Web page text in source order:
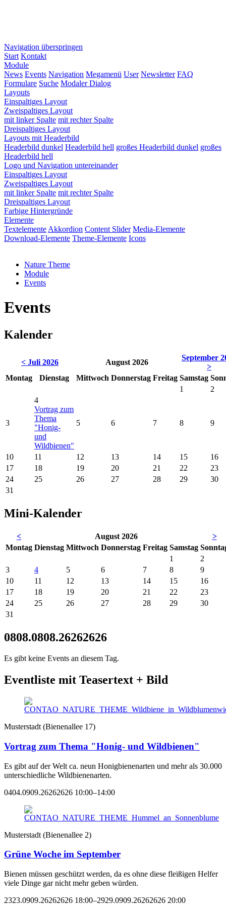
Navigation überspringen
Start Kontakt
Module
News Events Navigation Megamenü User Newsletter FAQ
Formulare Suche Modaler Dialog
Layouts
Einspaltiges Layout
Zweispaltiges Layout
mit linker Spalte mit rechter Spalte
Dreispaltiges Layout
Layouts mit Headerbild
Headerbild dunkel Headerbild hell großes Headerbild dunkel großes
Headerbild hell
Logo und Navigation untereinander
Einspaltiges Layout
Zweispaltiges Layout
mit linker Spalte mit rechter Spalte
Dreispaltiges Layout
Farbige Hintergründe
Elemente
Textelemente Akkordion Content Slider Media-Elemente
Download-Elemente Theme-Elemente Icons
Nature Theme
Module
Events
Events
Kalender
< Juli 2026 August 2026
September
>
Montag Dienstag Mittwoch Donnerstag Freitag Samstag So
1
2
3
4
Vortrag zum
Thema
"Honig-
und
Wildbienen"
5 6 7 8 9
10 11 12 13 14 15
16
17
18 19 20 21 22
23
24
25 26 27 28 29
30
31
Mini-Kalender
< August 2026
>
Montag Dienstag Mittwoch Donnerstag Freitag Samstag So
1
2
3
4 5 6 7 8
9
10
11 12 13 14 15
16
17
18 19 20 21 22
23
24
25 26 27 28 29
30
31
0808.0808.26262626
Es gibt keine Events an diesem Tag.
Eventliste mit Teasertext + Bild
Musterstadt (Bienenallee 17)
Vortrag zum Thema "Honig- und Wildbienen"
Es gibt auf der Welt ca. neun Honigbienenarten und mehr als 30.000
unterschiedliche Wildbienenarten.
0404.0909.26262626 10:00–14:00
Musterstadt (Bienenallee 2)
Grüne Woche im September
Bienen müssen geschützt werden, da es ohne diese fleißigen Helfer
viele Dinge gar nicht mehr geben würden.
2323.0909.26262626 18:00–2929.0909.26262626 20:00